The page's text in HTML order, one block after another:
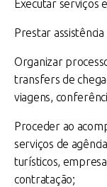
Executar serviços
Prestar
Organizar
transfers de
viagens,
Proceder ao
serviços de
turísticos,
contratação;